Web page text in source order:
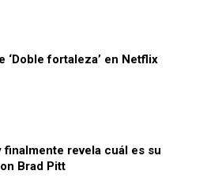
‘Doble fortaleza’ en Netflix
finalmente revela cuál es su
Brad Pitt